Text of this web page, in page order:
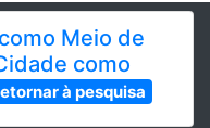
Meio de
como
à pesquisa